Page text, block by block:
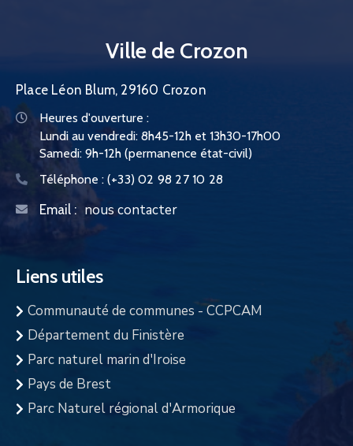
Ville de Crozon
Place Léon Blum, 29160 Crozon
Heures d'ouverture :
Lundi au vendredi: 8h45-12h et 13h30-17h00
Samedi: 9h-12h (permanence état-civil)
Téléphone : (+33) 02 98 27 10 28
Email : nous contacter
Liens utiles
Communauté de communes - CCPCAM
Département du Finistère
Parc naturel marin d'Iroise
Pays de Brest
Parc Naturel régional d'Armorique